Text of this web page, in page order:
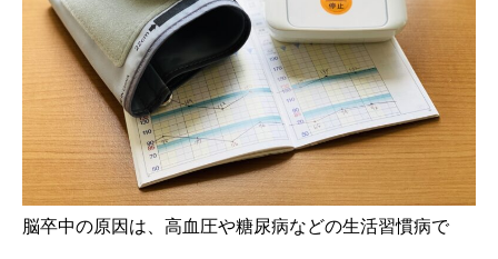
脳卒中の原因は、高血圧や糖尿病などの生活習慣病で